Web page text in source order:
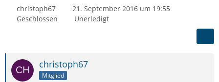
christoph67
21. September 2016 um 19:55
Geschlossen
Unerledigt
christoph67
Mitglied